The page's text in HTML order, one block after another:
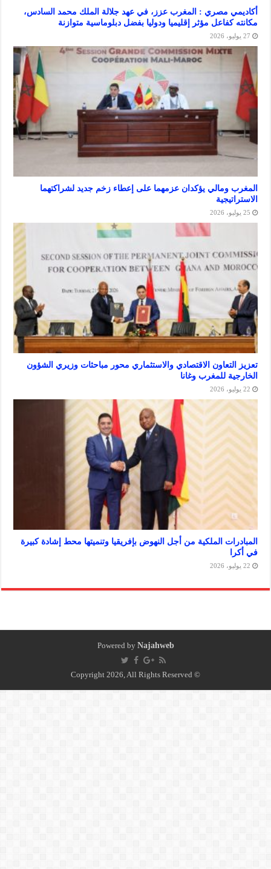
مصري : المغرب عزز، في عهد جلالة الملك محمد السادس،
مؤثر إقليميا ودوليا بفضل دبلوماسية متوازنة
ومالي يؤكدان عزمهما على إعطاء زخم جديد لشراكتهما
الاقتصادي والاستثماري محور مباحثات وزيري الشؤون
للمغرب وغانا
الملكية من أجل النهوض بإفريقيا وتنميتها محط إشادة كبيرة
Powered by